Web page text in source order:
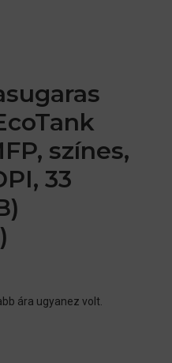
színes,
33
ára ugyanez volt.